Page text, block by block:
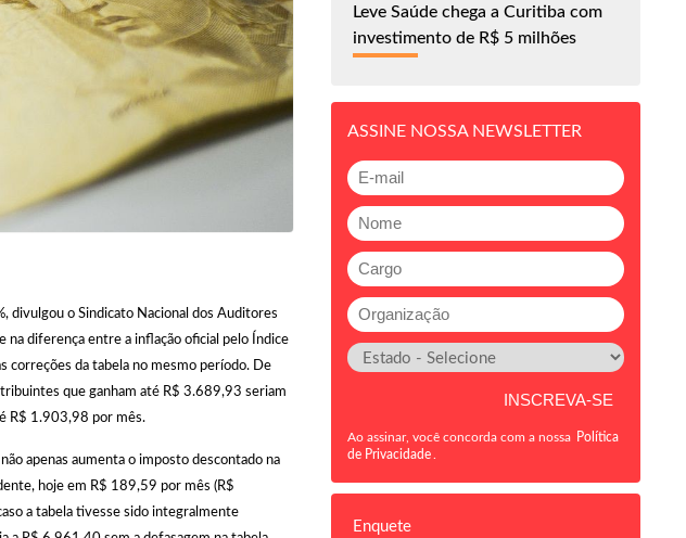
divulgou o Sindicato Nacional dos Auditores
na diferença entre a inflação oficial pelo Índice
correções da tabela no mesmo período. De
que ganham até R$ 3.689,93 seriam
R$ 1.903,98 por mês.
apenas aumenta o imposto descontado na
hoje em R$ 189,59 por mês (R$
a tabela tivesse sido integralmente
Leve Saúde chega a Curitiba com
investimento de R$ 5 milhões
ASSINE NOSSA NEWSLETTER
Ao assinar, você concorda com a nossa Política
de Privacidade
Enquete